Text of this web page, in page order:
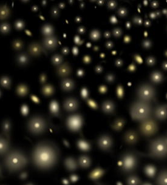
de Joyas Datos de Entrenamiento de IA